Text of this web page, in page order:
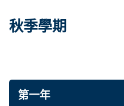
秋季學期
第一年